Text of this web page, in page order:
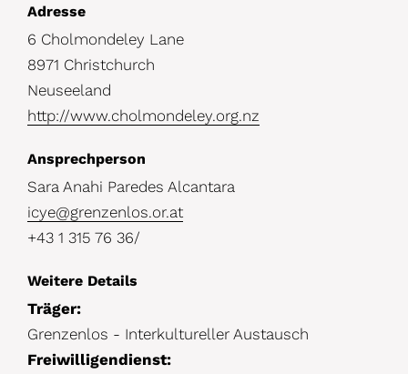
D
e
t
a
l
s
Adresse
6 Cholmondeley Lane
8971 Christchurch
Neuseeland
http://www.cholmondeley.org.nz
Ansprechperson
Sara Anahi Paredes Alcantara
icye@grenzenlos.or.at
+43 1 315 76 36/
Weitere Details
Träger:
Grenzenlos - Interkultureller Austausch
Freiwilligendienst: